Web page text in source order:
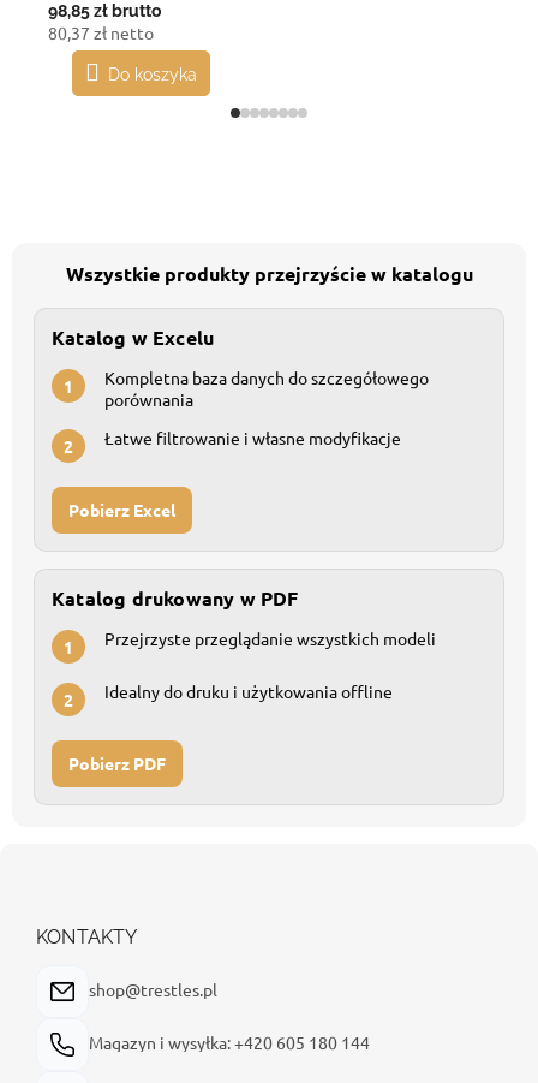
98,85 zł brutto
80,37 zł netto
Do koszyka
Wszystkie produkty przejrzyście w katalogu
Katalog w Excelu
1
Kompletna baza danych do szczegółowego
porównania
2 Łatwe filtrowanie i własne modyfikacje
Pobierz Excel
Katalog drukowany w PDF
1 Przejrzyste przeglądanie wszystkich modeli
2 Idealny do druku i użytkowania offline
Pobierz PDF
KONTAKTY
shop@trestles.pl
Magazyn i wysyłka: +420 605 180 144